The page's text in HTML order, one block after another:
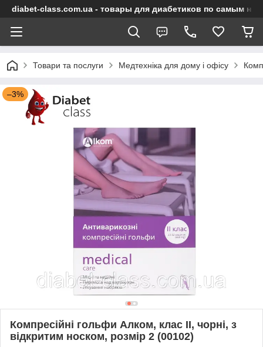
diabet-class.com.ua - товары для диабетиков по самым
Товари та послуги Медтехніка для дому і офісу
–3%
Компресійні гольфи Алком, клас II, чорні, з
відкритим носком, розмір 2 (00102)